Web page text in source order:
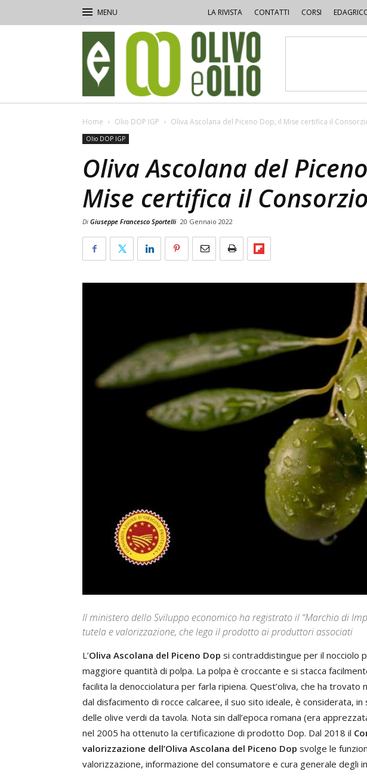
LA RIVISTA CONTATTI CORSI
e
Olio
Home Olio DOP IGP Oliva Ascolana del Piceno Dop, il Mise certifica il
Olio DOP IGP
Oliva Ascolana del
Mise certifica il
Di Giuseppe Francesco Sportelli 20 Gennaio 2022
Il ministero dello Sviluppo economico ha registrato il “Marchio di
tutela e valorizzazione, che lega il prodotto ai produttori associati
L’Oliva Ascolana del Piceno Dop si contraddistingue per il nocciolo
maggiore quantità di polpa. La polpa è croccante e si stacca
facilita la denocciolatura per farla ripiena. Quest’oliva, che ha trovato
dal disfacimento di rocce calcaree, il suo sito ideale, è considerata, in
delle olive verdi da tavola. Nota sin dall’epoca romana (era
nel 2005 ha ottenuto la certificazione di prodotto Dop. Dal 2018 il
valorizzazione dell’Oliva Ascolana del Piceno Dop svolge le
valorizzazione, informazione del consumatore e cura generale degli